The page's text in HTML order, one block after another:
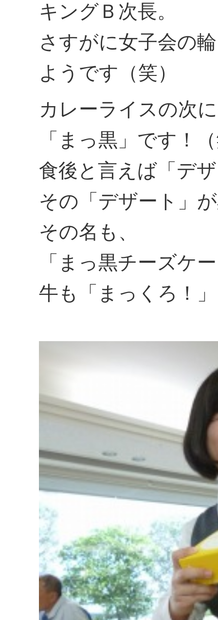
キングＢ次長。
さすがに女子会の
ようです（笑）
カレーライスの次
「まっ黒」です！
食後と言えば「デ
その「デザート」
その名も、
「まっ黒チーズケ
牛も「まっくろ！